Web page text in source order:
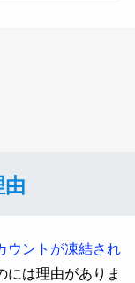
ウントが凍結され
には理由がありま